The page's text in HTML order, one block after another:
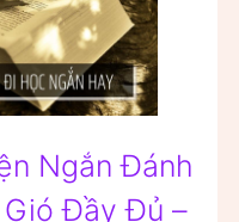
Ngắn Đánh
Gió Đầy Đủ –